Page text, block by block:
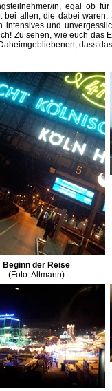
in, egal ob
allen, die dabei waren,
und
Zu sehen, wie euch das
dass
Beginn der Reise
(Foto: Altmann)